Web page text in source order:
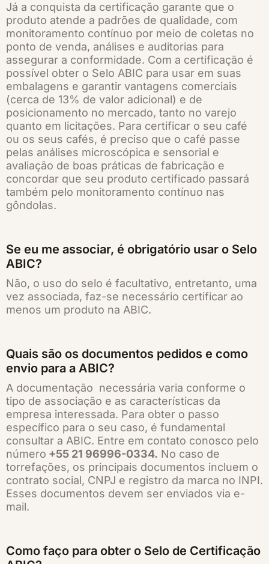
Já a conquista da certificação garante que o
produto atende a padrões de qualidade, com
monitoramento contínuo por meio de coletas no
ponto de venda, análises e auditorias para
assegurar a conformidade. Com a certificação é
possível obter o Selo ABIC para usar em suas
embalagens e garantir vantagens comerciais
(cerca de 13% de valor adicional) e de
posicionamento no mercado, tanto no varejo
quanto em licitações. Para certificar o seu café
ou os seus cafés, é preciso que o café passe
pelas análises microscópica e sensorial e
avaliação de boas práticas de fabricação e
concordar que seu produto certificado passará
também pelo monitoramento contínuo nas
gôndolas.
Se eu me associar, é obrigatório usar o Selo
ABIC?
Não, o uso do selo é facultativo, entretanto, uma
vez associada, faz-se necessário certificar ao
menos um produto na ABIC.
Quais são os documentos pedidos e como
envio para a ABIC?
A documentação necessária varia conforme o
tipo de associação e as características da
empresa interessada. Para obter o passo
específico para o seu caso, é fundamental
consultar a ABIC. Entre em contato conosco pelo
número +55 21 96996-0334. No caso de
torrefações, os principais documentos incluem o
contrato social, CNPJ e registro da marca no INPI.
Esses documentos devem ser enviados via e-
mail.
Como faço para obter o Selo de Certificação